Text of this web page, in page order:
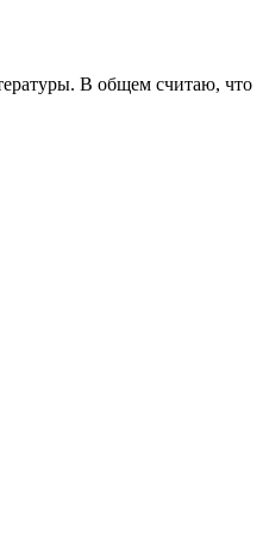
В общем считаю, что